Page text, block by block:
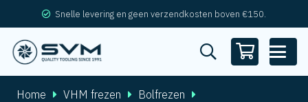
Snelle levering en geen verzendkosten boven €150.
Home VHM frezen
Bolfrezen